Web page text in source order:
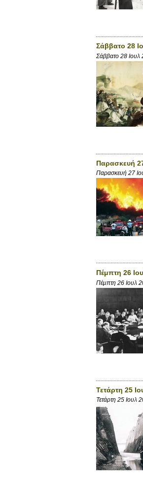
Σάββατο 28
Σάββατο 28 Ιουλ
Παρασκευή
Παρασκευή 27
Πέμπτη 26
Πέμπτη 26 Ιουλ
Τετάρτη 25
Τετάρτη 25 Ιουλ